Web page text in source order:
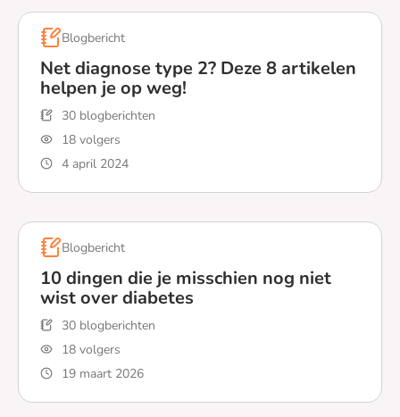
Blogbericht
Net diagnose type 2? Deze 8 artikelen
helpen je op weg!
30 blogberichten
18 volgers
4 april 2024
Lees meer over Net diagnose type 2? Deze 8 artikelen
Blogbericht
10 dingen die je misschien nog niet
wist over diabetes
30 blogberichten
18 volgers
19 maart 2026
Lees meer over 10 dingen die je misschien nog niet